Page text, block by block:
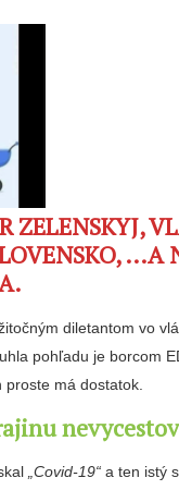
ZELENSKYJ,
…A
diletantom vo
pohľadu je borcom
proste má dostatok.
„Covid-19“ a ten istý